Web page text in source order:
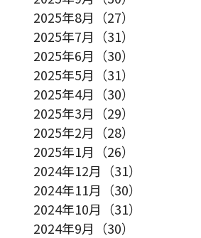
2025年8月（27）
2025年7月（31）
2025年6月（30）
2025年5月（31）
2025年4月（30）
2025年3月（29）
2025年2月（28）
2025年1月（26）
2024年12月（31）
2024年11月（30）
2024年10月（31）
2024年9月（30）